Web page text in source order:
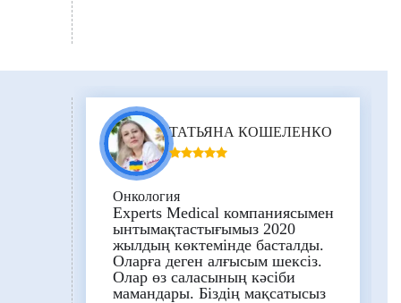
ТАТЬЯНА КОШЕЛЕНКО
Онкология
Experts Medical компаниясымен
ынтымақтастығымыз 2020
жылдың көктемінде басталды.
Оларға деген алғысым шексіз.
Олар өз саласының кәсіби
мамандары. Біздің мақсатысыз